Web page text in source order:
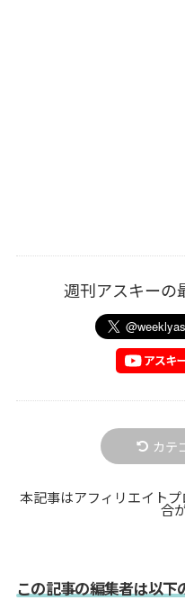
週刊アスキーの
カテ
本記事はアフィリエイト
合
この記事の編集者は以